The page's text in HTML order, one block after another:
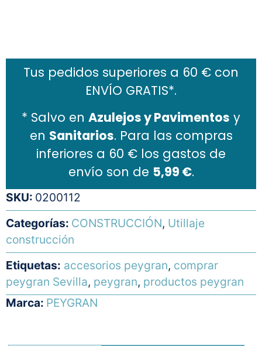
Tus pedidos superiores a 60 € con
ENVÍO GRATIS*.
* Salvo en Azulejos y Pavimentos y
en Sanitarios. Para las compras
inferiores a 60 € los gastos de
envío son de 5,99 €.
SKU: 0200112
Categorías: CONSTRUCCIÓN, Utillaje
construcción
Etiquetas: accesorios peygran, comprar
peygran Sevilla, peygran, productos peygran
Marca: PEYGRAN